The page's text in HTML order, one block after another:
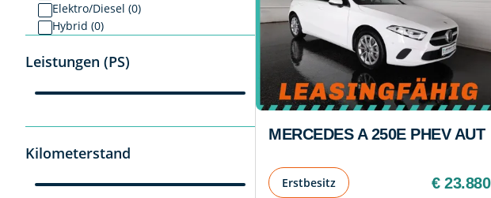
Elektro/Diesel (0)
Hybrid (0)
Leistungen (PS)
Kilometerstand
MERCEDES A 250E PHEV AUT
Erstbesitz € 23.880